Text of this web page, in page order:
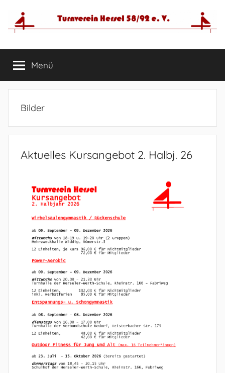
Inhalt
springen
Menü
Bilder
Aktuelles Kursangebot 2. Halbj. 26